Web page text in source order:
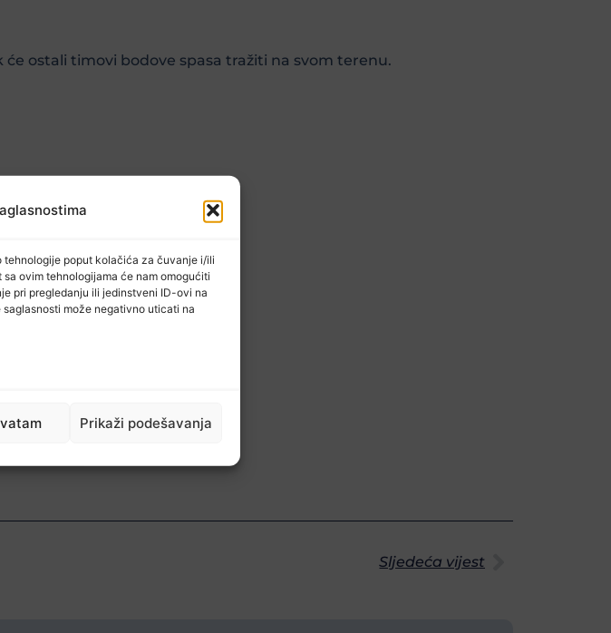
tehnologije poput kolačića za čuvanje i/ili
ovim tehnologijama će nam omogućiti
pri pregledanju ili jedinstveni ID-ovi na
može negativno uticati na
Prikaži podešavanja
ostali timovi bodove spasa tražiti na svom terenu.
Sljedeća vijest